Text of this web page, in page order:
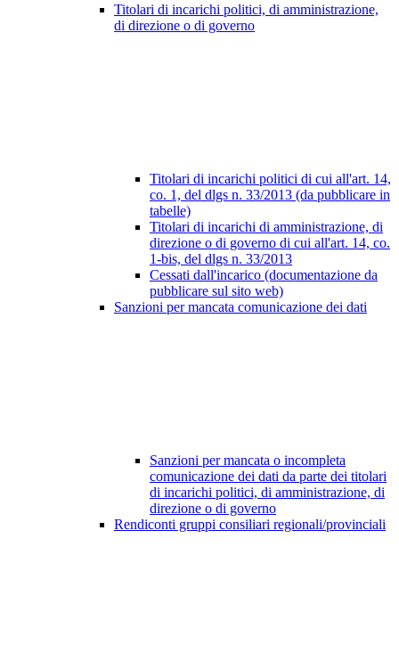
Titolari di incarichi politici, di amministrazione,
di direzione o di governo
Titolari di incarichi politici di cui all'art. 14,
co. 1, del dlgs n. 33/2013 (da pubblicare in
tabelle)
Titolari di incarichi di amministrazione, di
direzione o di governo di cui all'art. 14, co.
1-bis, del dlgs n. 33/2013
Cessati dall'incarico (documentazione da
pubblicare sul sito web)
Sanzioni per mancata comunicazione dei dati
Sanzioni per mancata o incompleta
comunicazione dei dati da parte dei titolari
di incarichi politici, di amministrazione, di
direzione o di governo
Rendiconti gruppi consiliari regionali/provinciali